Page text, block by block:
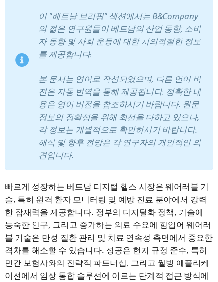
이 "베트남 브리핑" 섹션에서는 B&Company
의 젊은 연구원들이 베트남의 산업 동향, 소비
자 동향 및 사회 운동에 대한 시의적절한 정보
를 제공합니다.
본 문서는 영어로 작성되었으며, 다른 언어 버
전은 자동 번역을 통해 제공됩니다. 정확한 내
용은 영어 버전을 참조하시기 바랍니다. 원문
정보의 정확성을 위해 최선을 다하고 있으나,
각 정보는 개별적으로 확인하시기 바랍니다.
해석 및 향후 전망은 각 연구자의 개인적인 의
견입니다.
빠르게 성장하는 베트남 디지털 헬스 시장은 웨어러블 기
술, 특히 원격 환자 모니터링 및 예방 진료 분야에서 강력
한 잠재력을 제공합니다. 정부의 디지털화 정책, 기술에
능숙한 인구, 그리고 증가하는 의료 수요에 힘입어 웨어러
블 기술은 만성 질환 관리 및 치료 연속성 측면에서 중요한
격차를 해소할 수 있습니다. 성공은 현지 규정 준수, 특히
민간 보험사와의 전략적 파트너십, 그리고 웰빙 애플리케
이션에서 임상 통합 솔루션에 이르는 단계적 접근 방식에